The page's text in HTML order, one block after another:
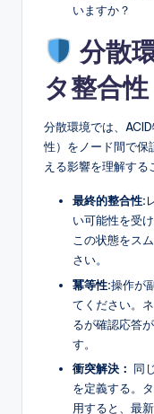
いますか？
分散
タ整合性
分散環境では、
性）をノード間で保
える影響を理解する
最終的整合性:
い可能性を受
この状態をス
さい。
冪等性:操作が
てください。
るが確認応答
す。
衝突解決： 同
を定義する。
用すると、最